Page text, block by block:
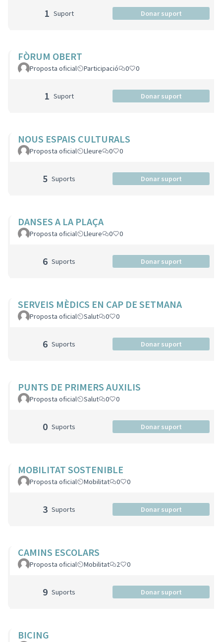
1 Suport Donar suport
FÒRUM OBERT
Proposta oficial Participació 0 0
1 Suport Donar suport
NOUS ESPAIS CULTURALS
Proposta oficial Lleure 0 0
5 Suports Donar suport
DANSES A LA PLAÇA
Proposta oficial Lleure 0 0
6 Suports Donar suport
SERVEIS MÈDICS EN CAP DE SETMANA
Proposta oficial Salut 0 0
6 Suports Donar suport
PUNTS DE PRIMERS AUXILIS
Proposta oficial Salut 0 0
0 Suports Donar suport
MOBILITAT SOSTENIBLE
Proposta oficial Mobilitat 0 0
3 Suports Donar suport
CAMINS ESCOLARS
Proposta oficial Mobilitat 2 0
9 Suports Donar suport
BICING